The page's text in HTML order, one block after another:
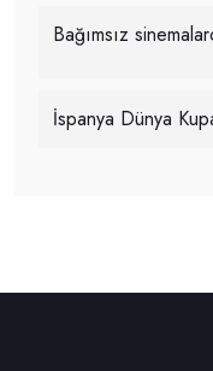
Bağımsız
İspanya Dünya